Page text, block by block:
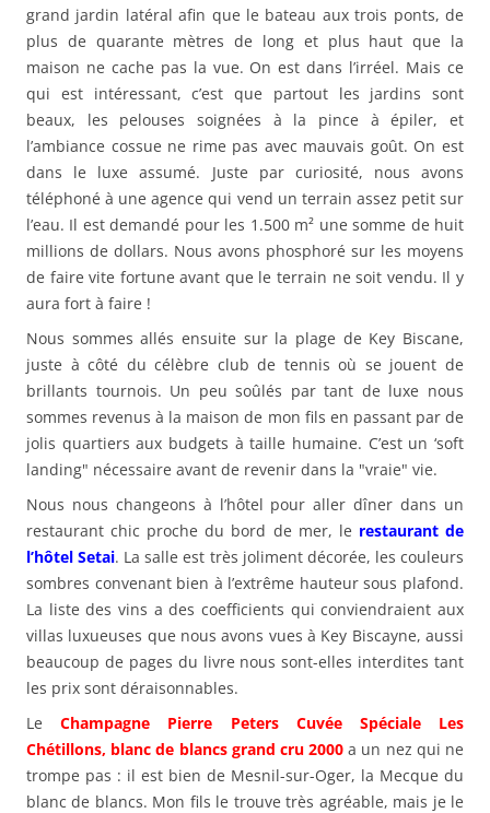
grand jardin latéral afin que le bateau aux trois ponts, de
plus de quarante mètres de long et plus haut que la
maison ne cache pas la vue. On est dans l’irréel. Mais ce
qui est intéressant, c’est que partout les jardins sont
beaux, les pelouses soignées à la pince à épiler, et
l’ambiance cossue ne rime pas avec mauvais goût. On est
dans le luxe assumé. Juste par curiosité, nous avons
téléphoné à une agence qui vend un terrain assez petit sur
l’eau. Il est demandé pour les 1.500 m² une somme de huit
millions de dollars. Nous avons phosphoré sur les moyens
de faire vite fortune avant que le terrain ne soit vendu. Il y
aura fort à faire !
Nous sommes allés ensuite sur la plage de Key Biscane,
juste à côté du célèbre club de tennis où se jouent de
brillants tournois. Un peu soûlés par tant de luxe nous
sommes revenus à la maison de mon fils en passant par de
jolis quartiers aux budgets à taille humaine. C’est un ‘soft
landing" nécessaire avant de revenir dans la "vraie" vie.
Nous nous changeons à l’hôtel pour aller dîner dans un
restaurant chic proche du bord de mer, le restaurant de
l’hôtel Setai. La salle est très joliment décorée, les couleurs
sombres convenant bien à l’extrême hauteur sous plafond.
La liste des vins a des coefficients qui conviendraient aux
villas luxueuses que nous avons vues à Key Biscayne, aussi
beaucoup de pages du livre nous sont-elles interdites tant
les prix sont déraisonnables.
LeChampagne Pierre Peters Cuvée Spéciale Les
Chétillons, blanc de blancs grand cru 2000 a un nez qui ne
trompe pas : il est bien de Mesnil-sur-Oger, la Mecque du
blanc de blancs. Mon fils le trouve très agréable, mais je le